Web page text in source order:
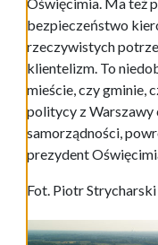
bezpieczeństwo
rzeczywistych
klientelizm. To
mieście, czy gminie,
politycy z Warszawy
samorządności,
prezydent
Fot. Piotr Strycharski